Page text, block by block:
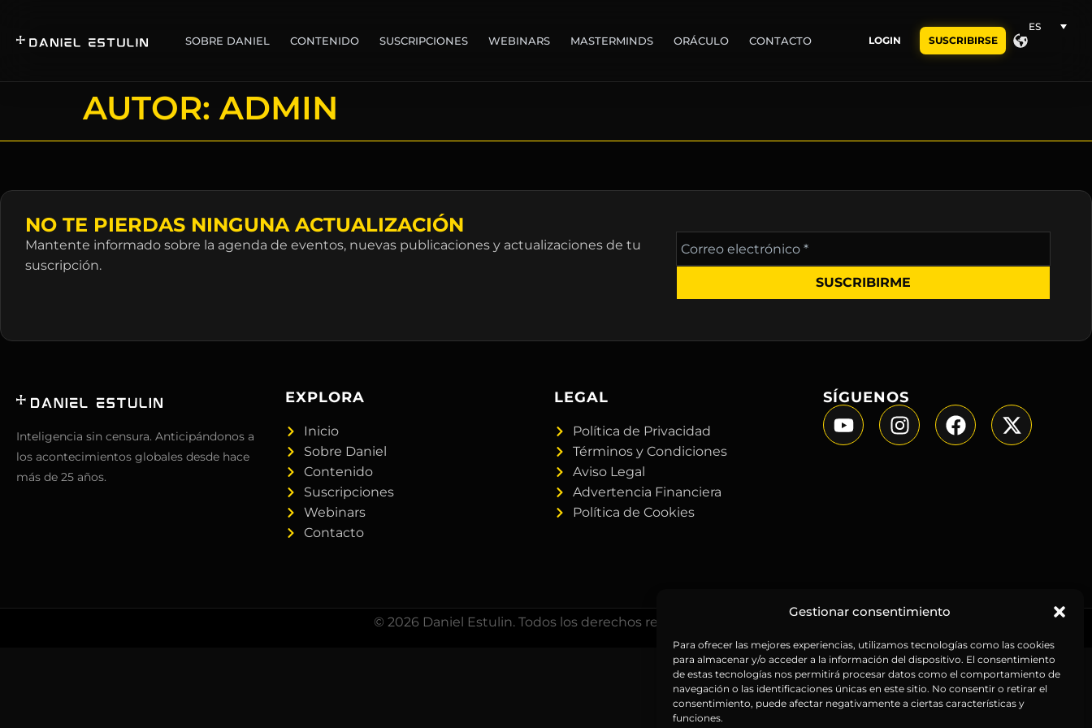
Gestionar consentimiento
Para ofrecer las mejores experiencias, utilizamos tecnologías como las cookies
para almacenar y/o acceder a la información del dispositivo. El consentimiento
de estas tecnologías nos permitirá procesar datos como el comportamiento de
navegación o las identificaciones únicas en este sitio. No consentir o retirar el
consentimiento, puede afectar negativamente a ciertas características y
funciones.
SOBRE DANIEL CONTENIDO SUSCRIPCIONES WEBINARS MASTERMINDS ORÁCULO CONTACTO LOGIN SUSCRIBIRSE
ES
AUTOR: ADMIN
NO TE PIERDAS NINGUNA ACTUALIZACIÓN
Mantente informado sobre la agenda de eventos, nuevas publicaciones y actualizaciones de tu
suscripción.
Correo
electrónico
*
Inteligencia sin censura. Anticipándonos a
los acontecimientos globales desde hace
más de 25 años.
EXPLORA
Inicio
Sobre Daniel
Contenido
Suscripciones
Webinars
Contacto
LEGAL
Política de Privacidad
Términos y Condiciones
Aviso Legal
Advertencia Financiera
Política de Cookies
SÍGUENOS
© 2026 Daniel Estulin. Todos los derechos reservados.